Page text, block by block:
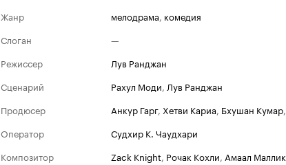
Жанр
мелодрама, комедия
Слоган
—
Режиссер
Лув Ранджан
Сценарий
Рахул Моди, Лув Ранджан
Продюсер
Анкур Гарг, Хетви Кариа, Бхушан Кумар,
Оператор
Судхир К. Чаудхари
Композитор
Zack Knight, Рочак Кохли, Амаал Маллик